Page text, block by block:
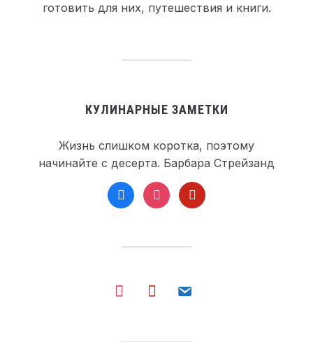
готовить для них, путешествия и книги.
КУЛИНАРНЫЕ ЗАМЕТКИ
Жизнь слишком коротка, поэтому
начинайте с десерта. Барбара Стрейзанд
facebookinstagrampinterest
instagrampinterestemail